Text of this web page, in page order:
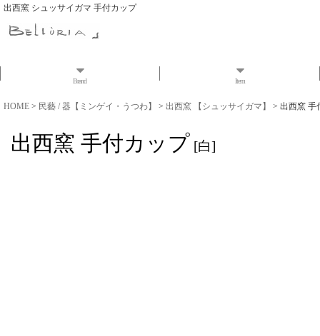
出西窯 シュッサイガマ 手付カップ
Brand Item
HOME > 民藝 / 器【ミンゲイ・うつわ】 > 出西窯 【シュッサイガマ】 > 出西窯 手
出西窯 手付カップ [白]